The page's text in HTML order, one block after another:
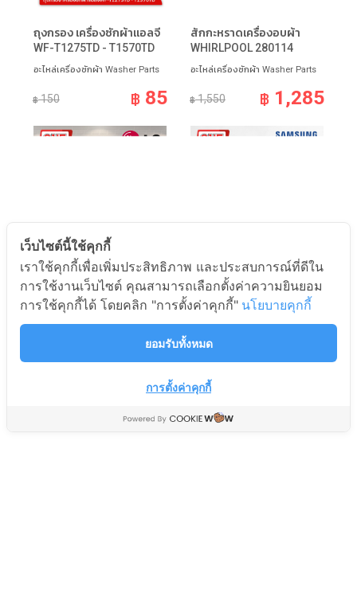
ถุงกรอง เครื่องซักผ้าแอลจี
WF-T1275TD - T1570TD
อะไหล่เครื่องซักผ้า Washer Parts
฿150 ฿ 85
สักกะหราดเครื่องอบผ้า
WHIRLPOOL 280114
อะไหล่เครื่องซักผ้า Washer Parts
฿1,550 ฿ 1,285
มอเตอร์ดึงน้ำทิ้ง เครื่องซัก
ผ้า DRAIN แอลจี
295
มอเตอร์ตัวถ่ายน้ำทิ้ง DRAIN
ซัมซุง
฿390
เว็บไซต์นี้ใช้คุกกี้
เราใช้คุกกี้เพื่อเพิ่มประสิทธิภาพ และประสบการณ์ที่ดีใน
การใช้งานเว็บไซต์ คุณสามารถเลือกตั้งค่าความยินยอม
การใช้คุกกี้ได้ โดยคลิก "การตั้งค่าคุกกี้" นโยบายคุกกี้
ยอมรับทั้งหมด
การตั้งค่าคุกกี้